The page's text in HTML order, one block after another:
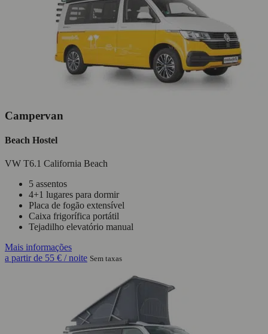
Campervan
Beach Hostel
VW T6.1 California Beach
5 assentos
4+1 lugares para dormir
Placa de fogão extensível
Caixa frigorífica portátil
Tejadilho elevatório manual
Mais informações
a partir de 55 € / noite Sem taxas